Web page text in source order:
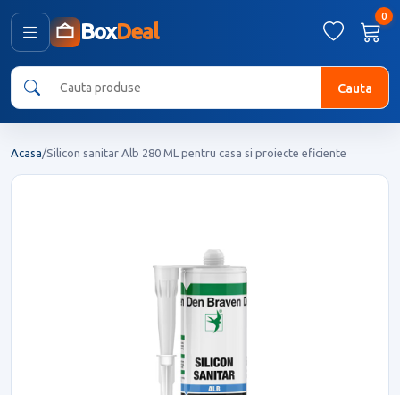
BoxDeal
0
Cauta
Acasa/Silicon sanitar Alb 280 ML pentru casa si proiecte eficiente